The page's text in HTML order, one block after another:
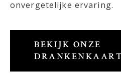
onvergetelijke ervaring.
BEKIJK ONZE